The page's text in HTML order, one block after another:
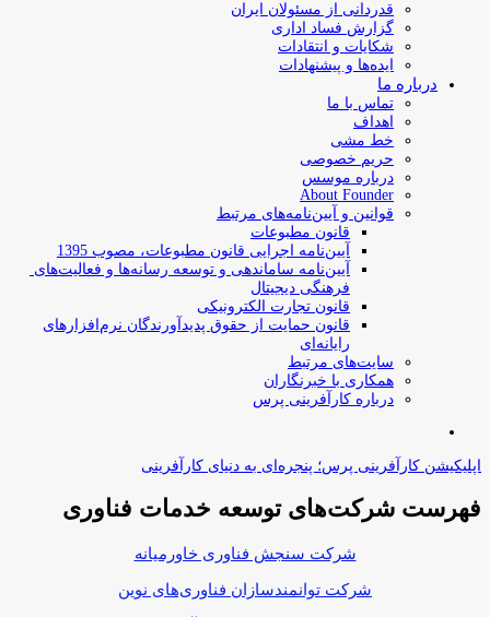
قدردانی از مسئولان ایران
گزارش فساد اداری
شکایات و انتقادات
ایده‌ها و پیشنهادات
درباره ما
تماس با ما
اهداف
خط مشی
حریم خصوصی
درباره موسس
About Founder
قوانین و آیین‌نامه‌های مرتبط
‌قانون مطبوعات
آیین‌نامه اجرایی قانون مطبوعات، مصوب 1395
آیین‌نامه سامان­دهی و توسعه رسانه­‌ها و فعالیت‌­های
فرهنگی دیجیتال
قانون تجارت الکترونیکی
قانون حمایت از حقوق پدیدآورندگان نرم‌افزارهای
رایانه‌ای
سایت‌های مرتبط
همکاری با خبرنگاران
درباره کارآفرینی پرس
اپلیکیشن کارآفرینی پرس؛ پنجره‌ای به دنیای کارآفرینی
فهرست شرکت‌های‌‌ توسعه‌ خدمات فناوری
شرکت سنجش فناوری خاورمیانه
شرکت توانمندسازان فناوری‌های نوین